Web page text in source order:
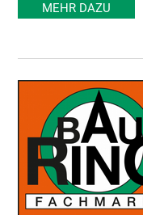
MEHR DAZU